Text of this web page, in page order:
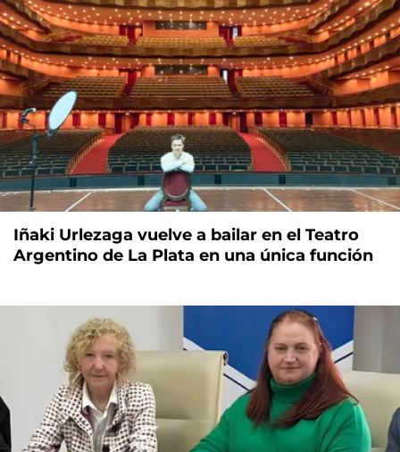
Iñaki Urlezaga vuelve a bailar en el Teatro
Argentino de La Plata en una única función